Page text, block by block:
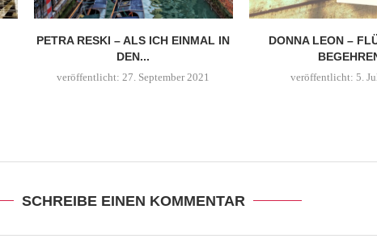
PETRA RESKI – ALS ICH EINMAL IN
DEN...
veröffentlicht: 27. September 2021
DONNA LEON –
veröffentlicht: 5.
SCHREIBE EINEN KOMMENTAR